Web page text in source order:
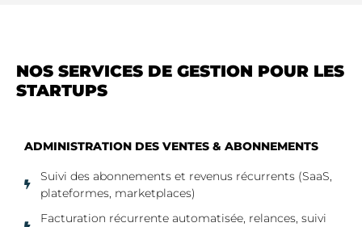
NOS SERVICES DE GESTION POUR LES
STARTUPS
ADMINISTRATION DES VENTES & ABONNEMENTS
Suivi des abonnements et revenus récurrents (SaaS,
plateformes, marketplaces)
Facturation récurrente automatisée, relances, suivi